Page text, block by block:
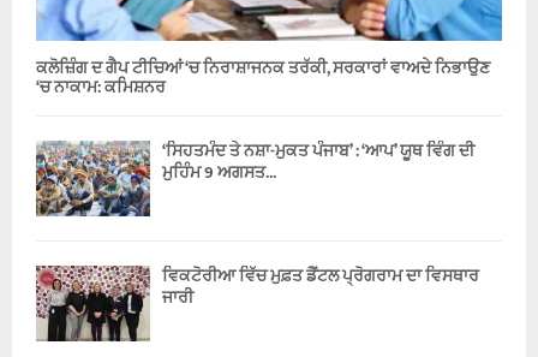
ਕਲੋਜ਼ਿੰਗ ਦ ਗੈਪ ਟੀਚਿਆਂ ‘ਚ ਨਿਰਾਸ਼ਾਜਨਕ ਤਰੱਕੀ, ਸਰਕਾਰਾਂ ਵਾਅਦੇ ਨਿਭਾਉਣ
‘ਚ ਨਾਕਾਮ: ਕਮਿਸ਼ਨਰ
‘ਸਿਹਤਮੰਦ ਤੇ ਨਸ਼ਾ-ਮੁਕਤ ਪੰਜਾਬ’ : ‘ਆਪ’ ਯੂਥ ਵਿੰਗ ਦੀ
ਮੁਹਿੰਮ 9 ਅਗਸਤ...
ਵਿਕਟੋਰੀਆ ਵਿੱਚ ਮੁਫ਼ਤ ਡੈਂਟਲ ਪ੍ਰੋਗਰਾਮ ਦਾ ਵਿਸਥਾਰ
ਜਾਰੀ